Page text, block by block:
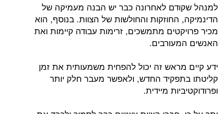
למנהל שקודם לאחרונה כבר יש הבנה מעמיקה של
הדינמיקה, החוזקות והחולשות של הצוות. בנוסף, הוא
מכיר פרויקטים מתמשכים, זרימות עבודה קיימות ואת
האנשים המעורבים.
ידע קיים מראש זה יכול להפחית משמעותית את זמן
קליטתו בתפקיד החדש, ולאפשר מעבר חלק יותר
ופרודוקטיביות מיידית.